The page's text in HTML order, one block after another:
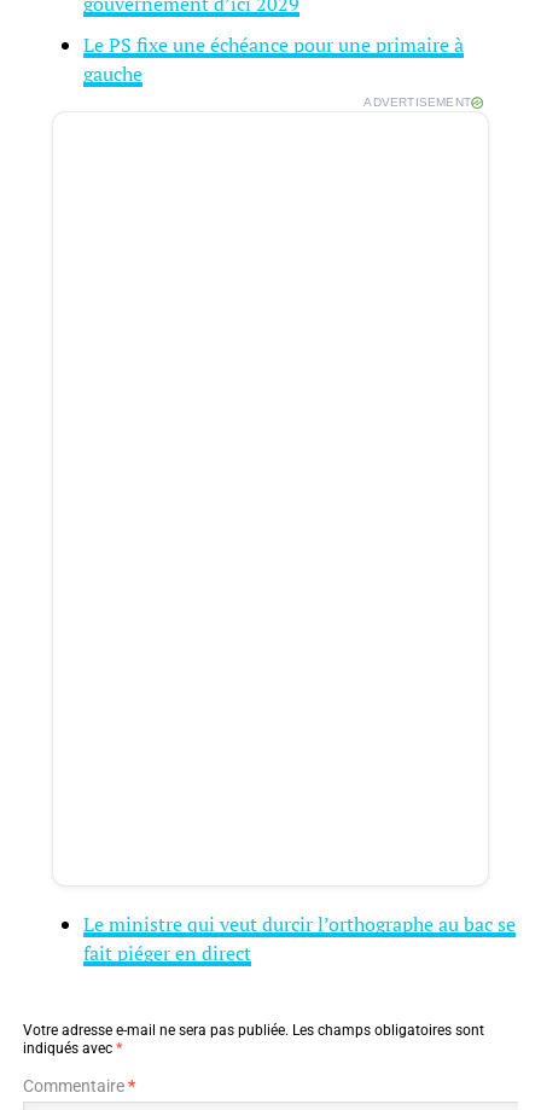
Le PS fixe une échéance pour une primaire à
gauche
ADVERTISEMENT
Le ministre qui veut durcir l’orthographe au bac se
fait piéger en direct
Votre adresse e-mail ne sera pas publiée. Les champs obligatoires sont
indiqués avec *
Commentaire*